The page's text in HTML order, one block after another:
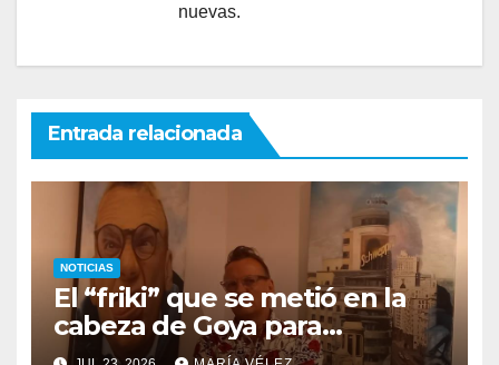
nuevas.
Entrada relacionada
NOTICIAS
El “friki” que se metió en la
cabeza de Goya para
descubrir qué esconden sus